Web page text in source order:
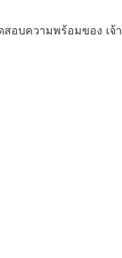
อบความพร้อมของ เจ้า